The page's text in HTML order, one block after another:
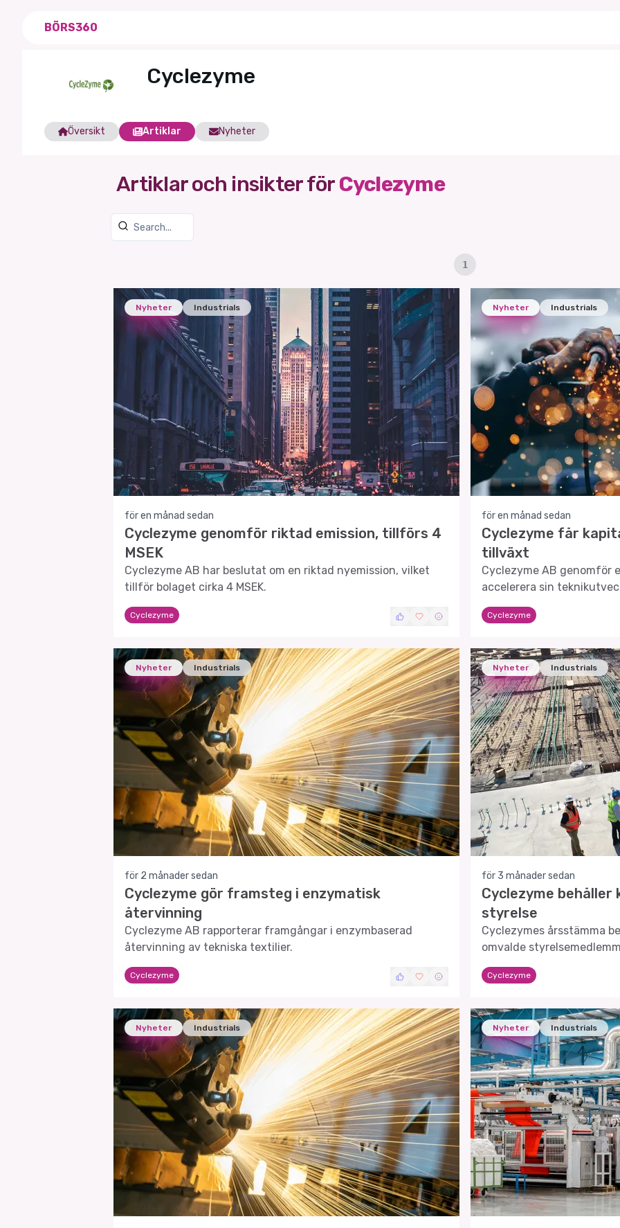
BÖRS360
Cyclezyme
Översikt Artiklar Nyheter
Artiklar och insikter för Cyclezyme
1
Nyheter Industrials
för en månad sedan
Cyclezyme genomför riktad emission, tillförs 4
MSEK
Cyclezyme AB har beslutat om en riktad nyemission, vilket
tillför bolaget cirka 4 MSEK.
Cyclezyme
Nyheter Industrials
för en månad sedan
Cyclezyme får
tillväxt
Cyclezyme AB genomför
accelerera sin
återvinning.
Cyclezyme
Nyheter Industrials
för 2 månader sedan
Cyclezyme gör framsteg i enzymatisk
återvinning
Cyclezyme AB rapporterar framgångar i enzymbaserad
återvinning av tekniska textilier.
Cyclezyme
Nyheter Industrials
för 3 månader sedan
Cyclezyme
styrelse
Cyclezymes årsstämma
omvalde
Cyclezyme
Nyheter Industrials Nyheter Industrials